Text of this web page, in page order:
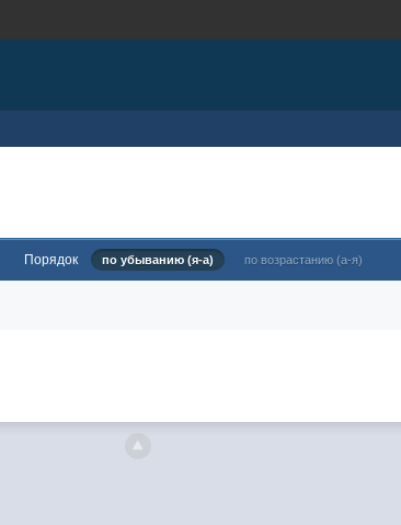
Порядок по убыванию (я-а) по возрастанию (а-я)